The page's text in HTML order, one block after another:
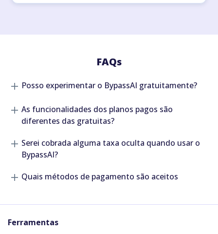
FAQs
Posso experimentar o BypassAI gratuitamente?
As funcionalidades dos planos pagos são
diferentes das gratuitas?
Serei cobrada alguma taxa oculta quando usar o
BypassAI?
Quais métodos de pagamento são aceitos
Ferramentas